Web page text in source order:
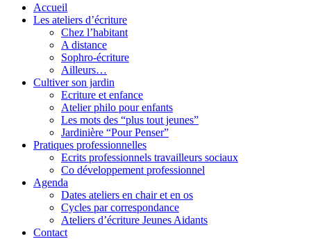
Accueil
Les ateliers d’écriture
Chez l’habitant
A distance
Sophro-écriture
Ailleurs…
Cultiver son jardin
Ecriture et enfance
Atelier philo pour enfants
Les mots des “plus tout jeunes”
Jardinière “Pour Penser”
Pratiques professionnelles
Ecrits professionnels travailleurs sociaux
Co développement professionnel
Agenda
Dates ateliers en chair et en os
Cycles par correspondance
Ateliers d’écriture Jeunes Aidants
Contact